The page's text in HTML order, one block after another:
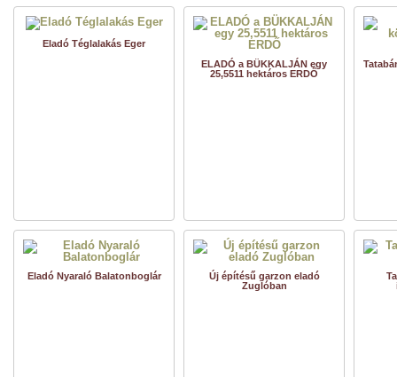
Eladó Téglalakás Eger
ELADÓ a BÜKKALJÁN egy
25,5511 hektáros ERDŐ
Eladó Nyaraló Balatonboglár
Új építésű garzon eladó
Zuglóban